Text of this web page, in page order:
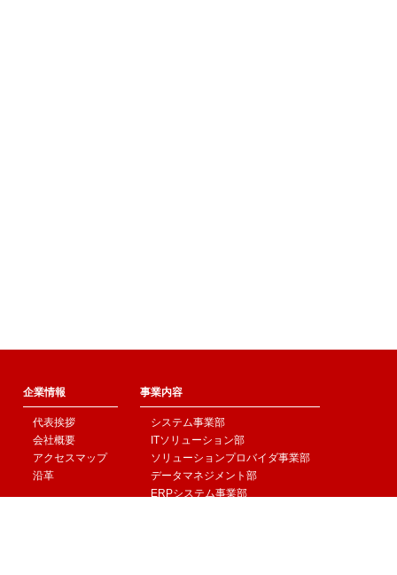
企業情報
代表挨拶
会社概要
アクセスマップ
沿革
事業内容
システム事業部
ITソリューション部
ソリューションプロバイダ事業部
データマネジメント部
ERPシステム事業部